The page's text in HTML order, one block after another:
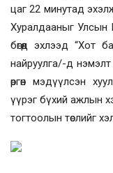
цаг 22 минутад
Хуралдааныг Улсын
бөгөөд эхлээд “Хот
найруулга/-д нэмэлт
өргөн мэдүүлсэн
үүрэг бүхий ажлын
тогтоолын төслийг